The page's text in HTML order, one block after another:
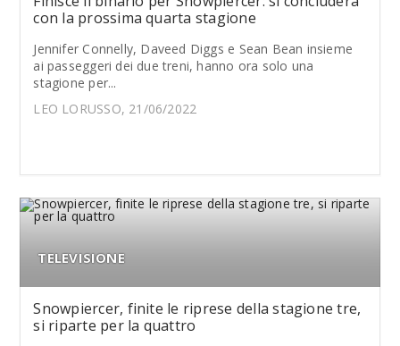
con la prossima quarta stagione
Jennifer Connelly, Daveed Diggs e Sean Bean insieme
ai passeggeri dei due treni, hanno ora solo una
stagione per...
LEO LORUSSO, 21/06/2022
TELEVISIONE
Snowpiercer, finite le riprese della stagione tre,
si riparte per la quattro